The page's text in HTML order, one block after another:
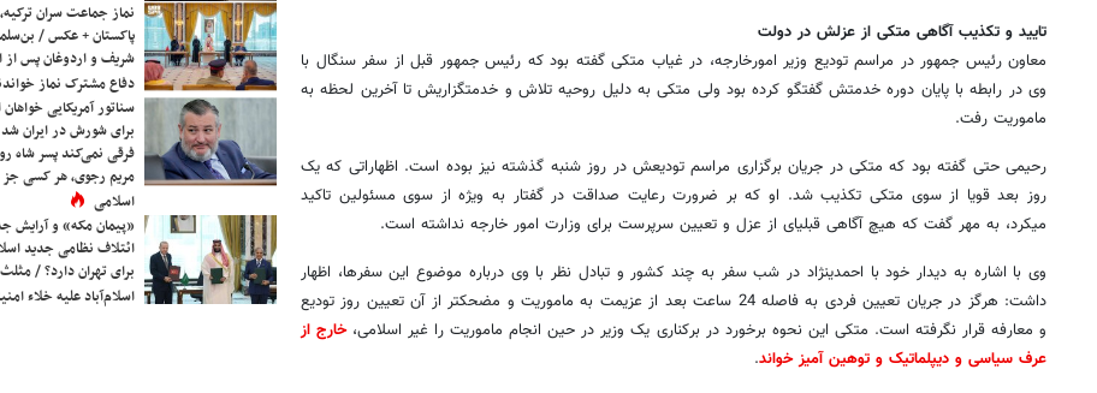
تایید و تکذیب آگاهی متکی از عزلش در دولت
معاون رئیس جمهور در مراسم تودیع وزیر امورخارجه، در غیاب متکی گفته بود که رئیس جمهور قبل از سفر سنگال با
وی در رابطه با پایان دوره خدمتش گفتگو کرده بود ولی متکی به دلیل روحیه تلاش و خدمتگزاریش تا آخرین لحظه به
ماموریت رفت.
رحیمی حتی گفته بود که متکی در جریان برگزاری مراسم تودیعش در روز شنبه گذشته نیز بوده است. اظهاراتی که یک
روز بعد قویا از سوی متکی تکذیب شد. او که بر ضرورت رعایت صداقت در گفتار به ویژه از سوی مسئولین تاکید
می‎کرد، به مهر گفت که هیچ آگاهی قبلی‏ای از عزل و تعیین سرپرست برای وزارت امور خارجه نداشته است.
وی با اشاره به دیدار خود با احمدی‎نژاد در شب سفر به چند کشور و تبادل نظر با وی درباره موضوع این سفرها، اظهار
داشت: هرگز در جریان تعیین فردی به فاصله 24 ساعت بعد از عزیمت به ماموریت و مضحک‎تر از آن تعیین روز تودیع
و معارفه قرار نگرفته است. متکی این نحوه برخورد در برکناری یک وزیر در حین انجام ماموریت را غیر اسلامی،خارج از
عرف سیاسی و دیپلماتیک و توهین آمیز خواند.
نماز جماعت سران
پاکستان + عکس /
شریف و اردوغان پس از
دفاع مشترک نماز
سناتور آمریکایی
برای شورش در ایران
فرقی نمی‌کند پسر شاه
مریم رجوی، هر کسی
اسلامی
«پیمان مکه» و آرایش
ائتلاف نظامی جدید
برای تهران دارد؟ /
اسلام‌آباد علیه خلاء